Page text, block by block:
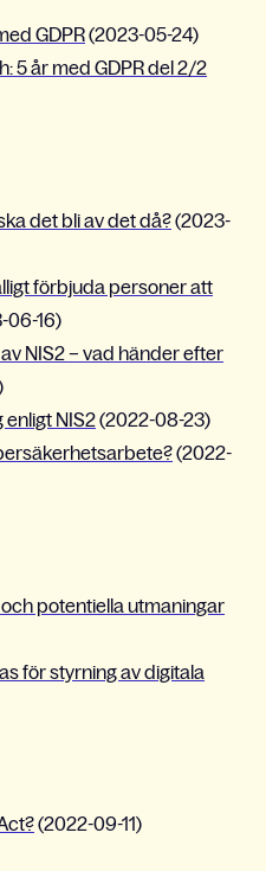
GDPR(2023-05-24)
5 år med GDPR del 2/2
det bli av det då?(2023-
förbjuda personer att
06-16)
NIS2 – vad händer efter
NIS2(2022-08-23)
(2022-
potentiella utmaningar
för styrning av digitala
(2022-09-11)